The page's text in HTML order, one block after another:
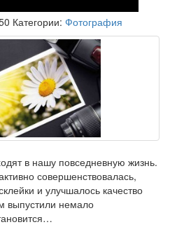
Категории: Фотография
в нашу повседневную жизнь.
совершенствовалась,
и улучшалось качество
выпустили немало